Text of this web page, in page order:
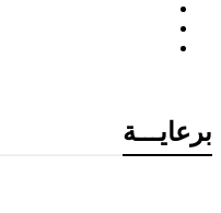
برعايـــة